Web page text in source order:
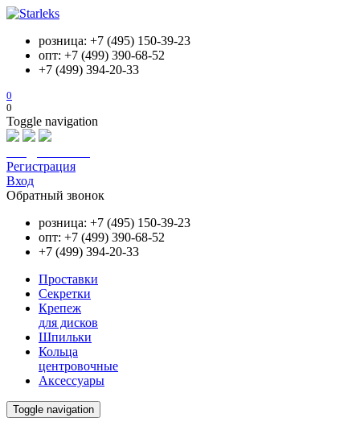
розница: +7 (495) 150-39-23
опт: +7 (499) 390-68-52
+7 (499) 394-20-33
0
0
Toggle navigation
Регистрация
Вход
Обратный звонок
розница: +7 (495) 150-39-23
опт: +7 (499) 390-68-52
+7 (499) 394-20-33
Проставки
Секретки
Крепеж
для дисков
Шпильки
Кольца
центровочные
Аксессуары
Toggle navigation